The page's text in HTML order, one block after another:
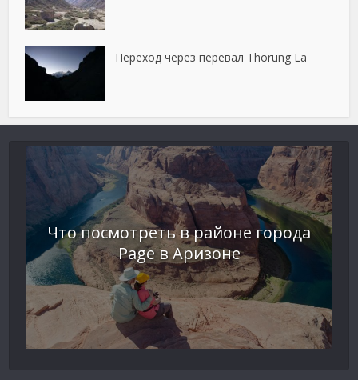
Переход через перевал Thorung La
Что посмотреть в районе города
Page в Аризоне